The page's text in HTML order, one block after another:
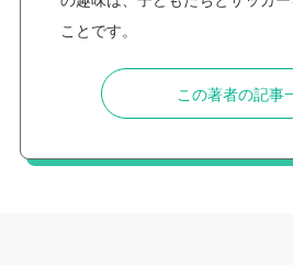
ことです。
この著者の記事